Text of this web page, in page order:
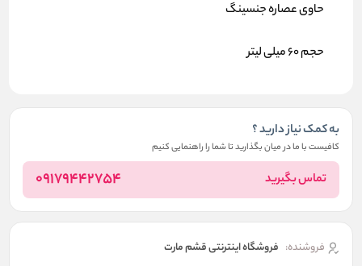
حاوی عصاره جنسینگ
حجم 60 میلی لیتر
به کمک نیاز دارید ؟
کافیست با ما در میان بگذارید تا شما را راهنمایی کنیم
تماس بگیرید 09179442754
فروشنده: فروشگاه اینترنتی قشم مارت